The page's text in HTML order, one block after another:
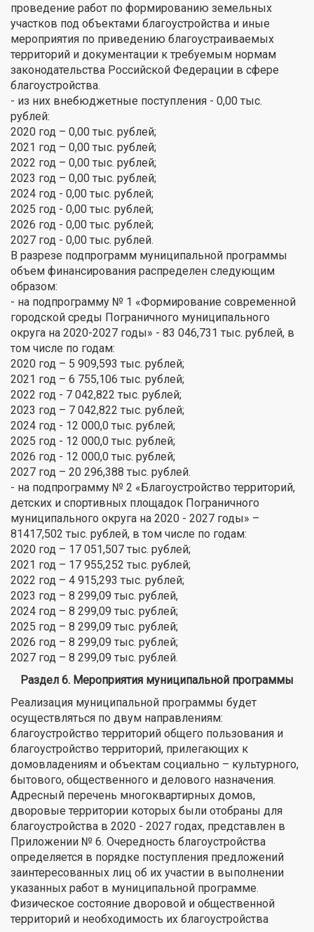
проведение работ по формированию земельных
участков под объектами благоустройства и иные
мероприятия по приведению благоустраиваемых
территорий и документации к требуемым нормам
законодательства Российской Федерации в сфере
благоустройства.
- из них внебюджетные поступления - 0,00 тыс.
рублей:
2020 год – 0,00 тыс. рублей;
2021 год – 0,00 тыс. рублей;
2022 год – 0,00 тыс. рублей;
2023 год – 0,00 тыс. рублей;
2024 год - 0,00 тыс. рублей;
2025 год - 0,00 тыс. рублей;
2026 год - 0,00 тыс. рублей;
2027 год - 0,00 тыс. рублей.
В разрезе подпрограмм муниципальной программы
объем финансирования распределен следующим
образом:
- на подпрограмму № 1 «Формирование современной
городской среды Пограничного муниципального
округа на 2020-2027 годы» - 83 046,731 тыс. рублей, в
том числе по годам:
2020 год – 5 909,593 тыс. рублей;
2021 год – 6 755,106 тыс. рублей;
2022 год - 7 042,822 тыс. рублей;
2023 год – 7 042,822 тыс. рублей;
2024 год - 12 000,0 тыс. рублей;
2025 год - 12 000,0 тыс. рублей;
2026 год - 12 000,0 тыс. рублей;
2027 год – 20 296,388 тыс. рублей.
- на подпрограмму № 2 «Благоустройство территорий,
детских и спортивных площадок Пограничного
муниципального округа на 2020 - 2027 годы» –
81417,502 тыс. рублей, в том числе по годам:
2020 год – 17 051,507 тыс. рублей;
2021 год – 17 955,252 тыс. рублей;
2022 год – 4 915,293 тыс. рублей;
2023 год – 8 299,09 тыс. рублей,
2024 год – 8 299,09 тыс. рублей;
2025 год – 8 299,09 тыс. рублей;
2026 год – 8 299,09 тыс. рублей;
2027 год – 8 299,09 тыс. рублей.
Раздел 6. Мероприятия муниципальной программы
Реализация муниципальной программы будет
осуществляться по двум направлениям:
благоустройство территорий общего пользования и
благоустройство территорий, прилегающих к
домовладениям и объектам социально – культурного,
бытового, общественного и делового назначения.
Адресный перечень многоквартирных домов,
дворовые территории которых были отобраны для
благоустройства в 2020 - 2027 годах, представлен в
Приложении № 6. Очередность благоустройства
определяется в порядке поступления предложений
заинтересованных лиц об их участии в выполнении
указанных работ в муниципальной программе.
Физическое состояние дворовой и общественной
территорий и необходимость их благоустройства